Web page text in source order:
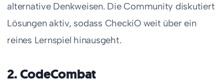
alternative Denkweisen. Die Community diskutiert
Lösungen aktiv, sodass CheckiO weit über ein
reines Lernspiel hinausgeht.
2. CodeCombat